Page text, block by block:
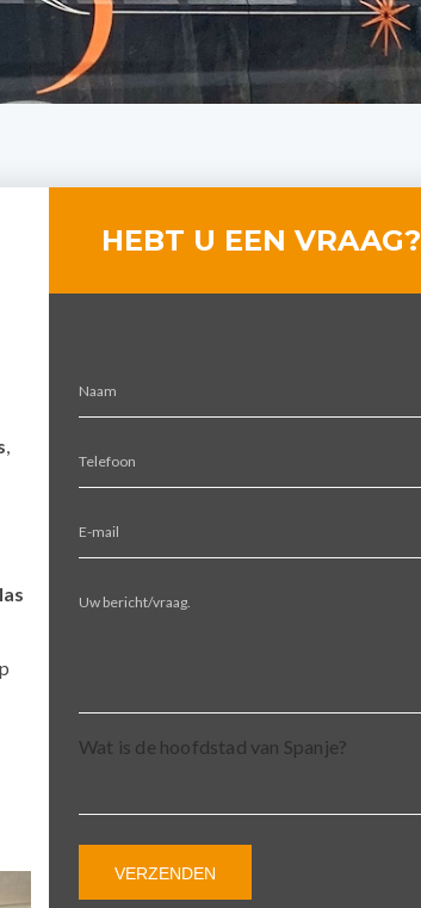
HEBT U EEN VRAAG?
Wat is de hoofdstad van Spanje?